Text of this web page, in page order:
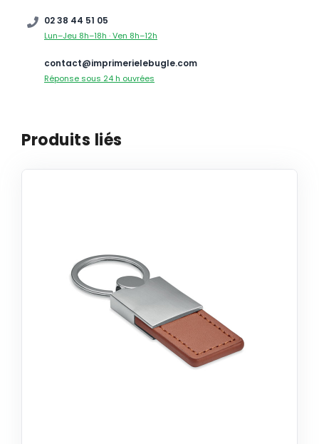
02 38 44 51 05
Lun–Jeu 8h–18h · Ven 8h–12h
contact@imprimerielebugle.com
Réponse sous 24 h ouvrées
Produits liés